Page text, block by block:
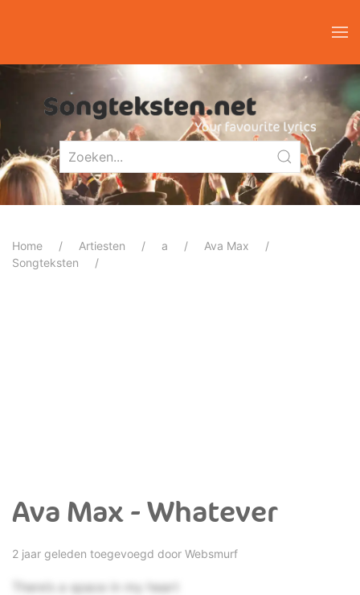
Home Artiesten a
Ava Max
Songteksten
Ava Max - Whatever
2 jaar geleden toegevoegd door Websmurf
There’s a space in my heart